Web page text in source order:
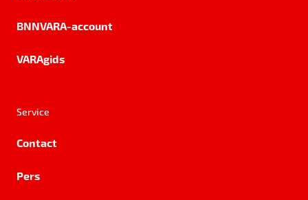
BNNVARA-account
VARAgids
Service
Contact
Pers